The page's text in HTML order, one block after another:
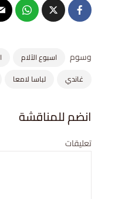
وسوم اسبوع الآلام
غاندي
لباسا لامعا
انضم للمناقشة
تعليقات